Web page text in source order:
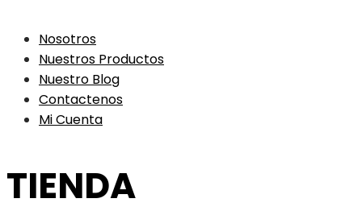
Nosotros
Nuestros Productos
Nuestro Blog
Contactenos
Mi Cuenta
TIENDA